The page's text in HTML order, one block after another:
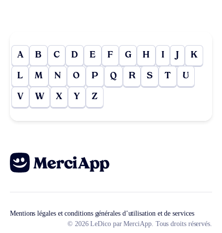
A B C D E F G H I J K
L M N O P Q R S T U
V W X Y Z
Mentions légales et conditions générales d’utilisation et de services
© 2026 LeDico par MerciApp. Tous droits réservés.